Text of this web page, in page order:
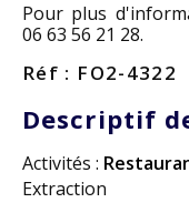
Pour plus
06 63 56 21 28.
Réf : FO2-4322
Descriptif
Activités :
Extraction